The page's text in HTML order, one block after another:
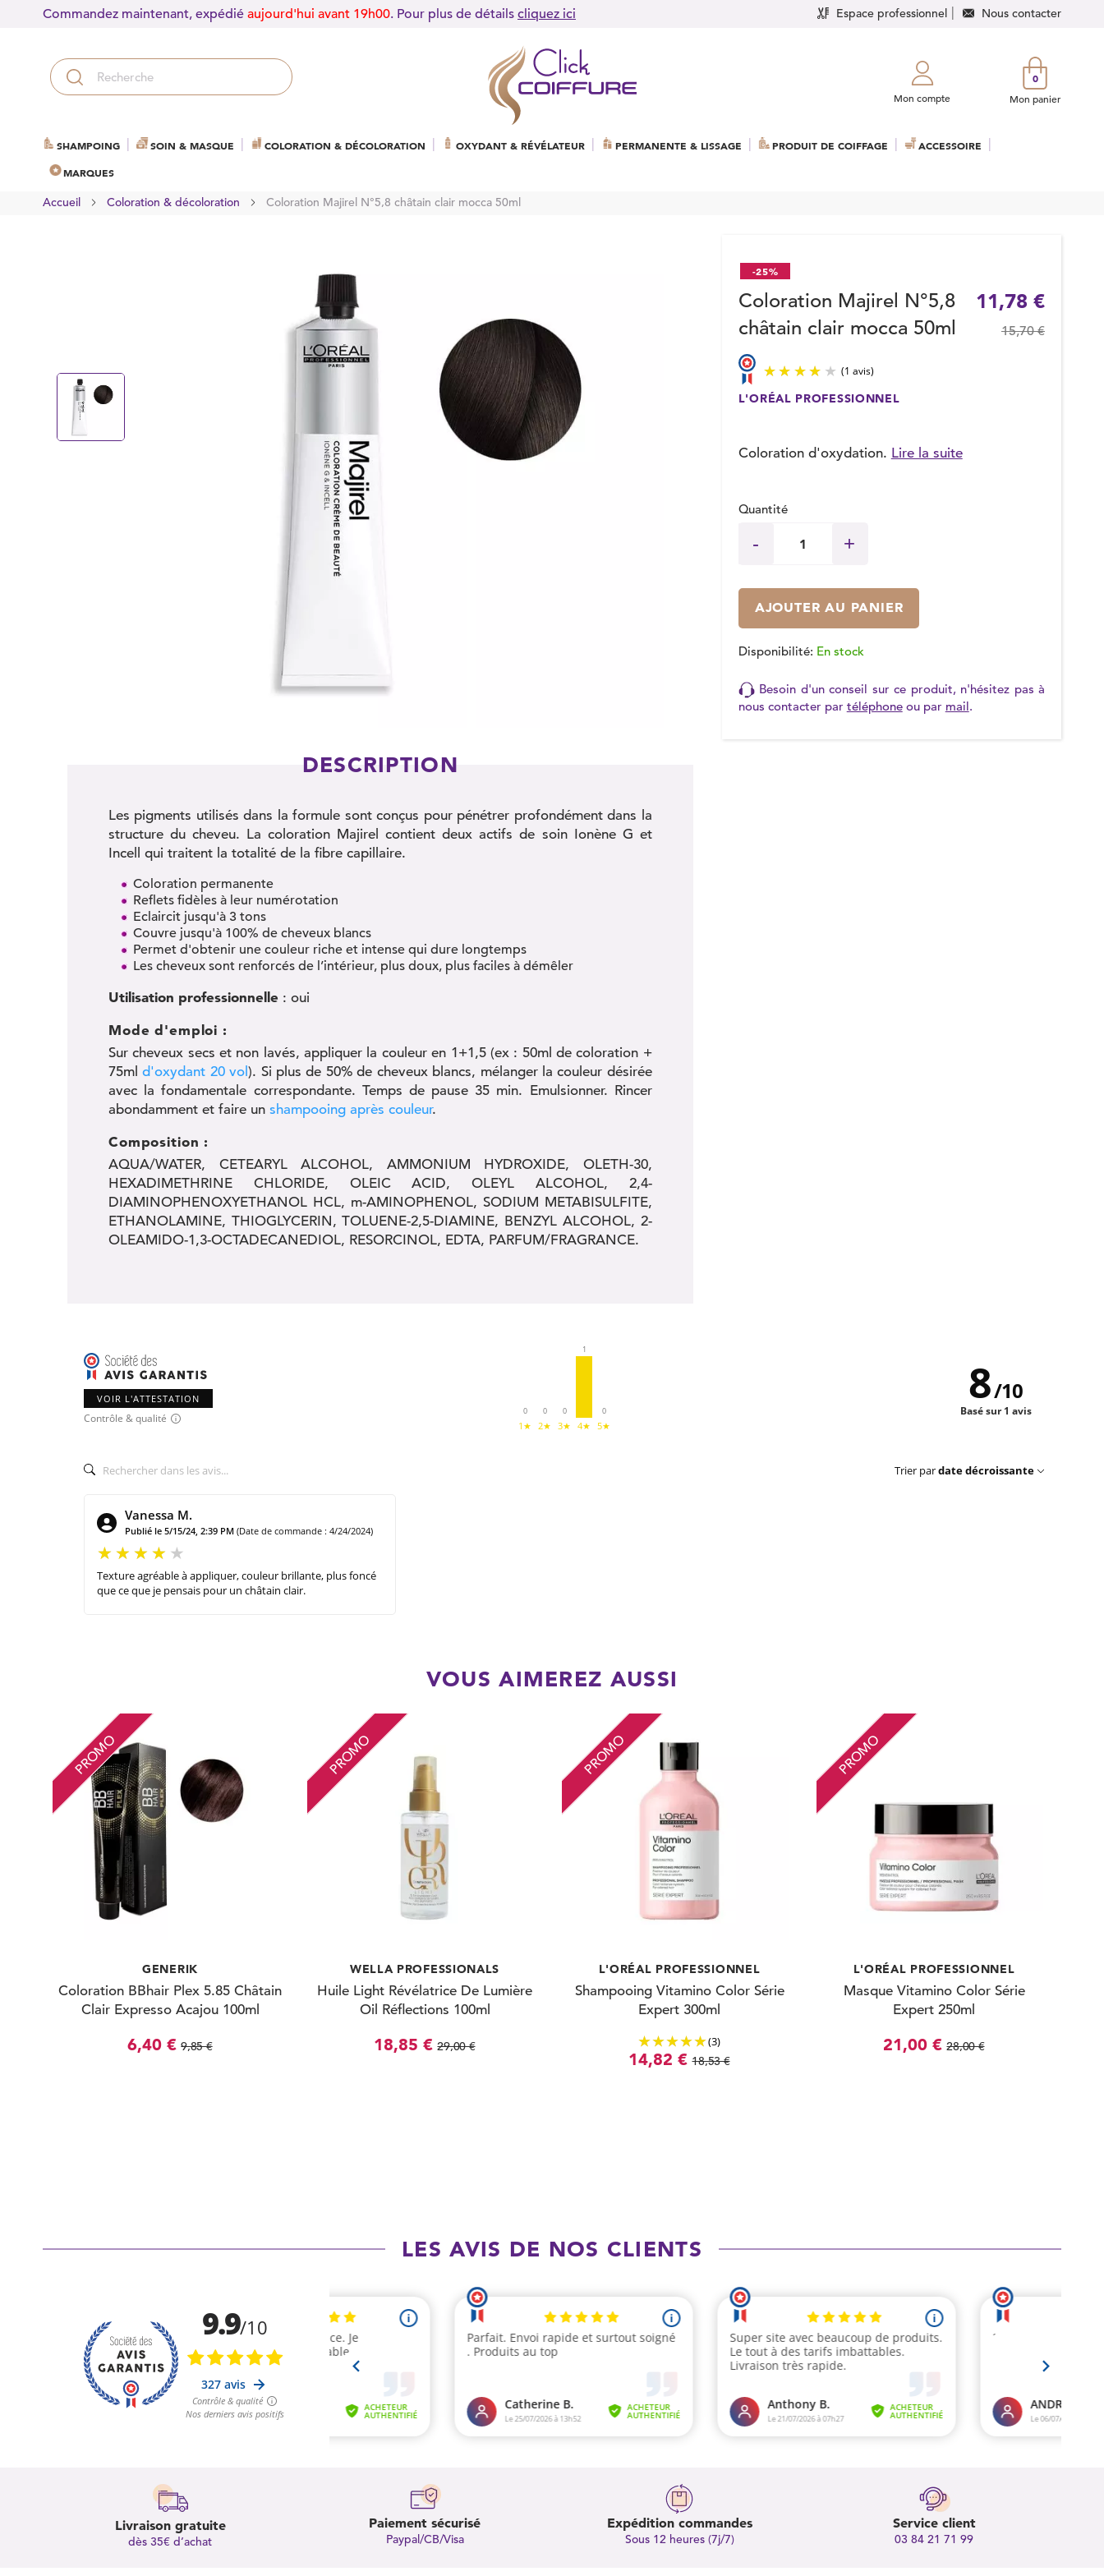
Commandez maintenant, expédié aujourd'hui avant 19h00. Pour plus de détails cliquez ici Espace professionnel Nous contacter
Mon compte
0
Mon panier
SHAMPOING SOIN & MASQUE COLORATION & DÉCOLORATION OXYDANT & RÉVÉLATEUR PERMANENTE & LISSAGE PRODUIT DE COIFFAGE ACCESSOIRE
MARQUES
Accueil Coloration & décoloration Coloration Majirel N°5,8 châtain clair mocca 50ml
-25%
Coloration Majirel N°5,8
châtain clair mocca 50ml
L'ORÉAL PROFESSIONNEL
Coloration d'oxydation. Lire la suite
11,78 €
15,70 €
Quantité
AJOUTER AU PANIER
Disponibilité: En stock
Besoin d'un conseil sur ce produit, n'hésitez pas à
nous contacter par téléphoneou par mail.
DESCRIPTION
Les pigments utilisés dans la formule sont conçus pour pénétrer profondément dans la
structure du cheveu. La coloration Majirel contient deux actifs de soin Ionène G et
Incell qui traitent la totalité de la fibre capillaire.
Coloration permanente
Reflets fidèles à leur numérotation
Eclaircit jusqu'à 3 tons
Couvre jusqu'à 100% de cheveux blancs
Permet d'obtenir une couleur riche et intense qui dure longtemps
Les cheveux sont renforcés de l’intérieur, plus doux, plus faciles à démêler
Utilisation professionnelle : oui
Mode d'emploi :
Sur cheveux secs et non lavés, appliquer la couleur en 1+1,5 (ex : 50ml de coloration +
75mld'oxydant 20 vol). Si plus de 50% de cheveux blancs, mélanger la couleur désirée
avec la fondamentale correspondante. Temps de pause 35 min. Emulsionner. Rincer
abondamment et faire un shampooing après couleur.
Composition :
AQUA/WATER, CETEARYL ALCOHOL, AMMONIUM HYDROXIDE, OLETH-30,
HEXADIMETHRINE CHLORIDE, OLEIC ACID, OLEYL ALCOHOL, 2,4-
DIAMINOPHENOXYETHANOL HCL, m-AMINOPHENOL, SODIUM METABISULFITE,
ETHANOLAMINE, THIOGLYCERIN, TOLUENE-2,5-DIAMINE, BENZYL ALCOHOL, 2-
OLEAMIDO-1,3-OCTADECANEDIOL, RESORCINOL, EDTA, PARFUM/FRAGRANCE.
VOIR L'ATTESTATION
Contrôle & qualité
0
1★
0
2★
0
3★
1
4★
0
5★
8/10
Basé sur 1 avis
Trier pardate décroissante
Vanessa M.
Publié le 5/15/24, 2:39 PM (Date de commande : 4/24/2024)
Texture agréable à appliquer, couleur brillante, plus foncé
que ce que je pensais pour un châtain clair.
VOUS AIMEREZ AUSSI
PROMO
GENERIK
Coloration BBhair Plex 5.85 Châtain
Clair Expresso Acajou 100ml
6,40 € 9,85 €
PROMO
WELLA PROFESSIONALS
Huile Light Révélatrice De Lumière
Oil Réflections 100ml
18,85 € 29,00 €
PROMO
L'ORÉAL PROFESSIONNEL
Shampooing Vitamino Color Série
Expert 300ml
(3)
14,82 € 18,53 €
PROMO
L'ORÉAL PROFESSIONNEL
Masque Vitamino Color Série
Expert 250ml
21,00 € 28,00 €
LES AVIS DE NOS CLIENTS
Livraison gratuite
dès 35€ d’achat
Paiement sécurisé
Paypal/CB/Visa
Expédition commandes
Sous 12 heures (7j/7)
Service client
03 84 21 71 99